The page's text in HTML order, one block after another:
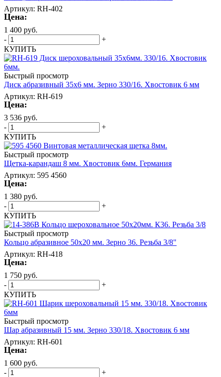
Артикул: RH-402
Цена:
1 400 руб.
-
+
КУПИТЬ
Быстрый просмотр
Диск абразивный 35х6 мм. Зерно 330/16. Хвостовик 6 мм
Артикул: RH-619
Цена:
3 536 руб.
-
+
КУПИТЬ
Быстрый просмотр
Щетка-карандаш 8 мм. Хвостовик 6мм. Германия
Артикул: 595 4560
Цена:
1 380 руб.
-
+
КУПИТЬ
Быстрый просмотр
Кольцо абразивное 50х20 мм. Зерно 36. Резьба 3/8"
Артикул: RH-418
Цена:
1 750 руб.
-
+
КУПИТЬ
Быстрый просмотр
Шар абразивный 15 мм. Зерно 330/18. Хвостовик 6 мм
Артикул: RH-601
Цена:
1 600 руб.
-
+